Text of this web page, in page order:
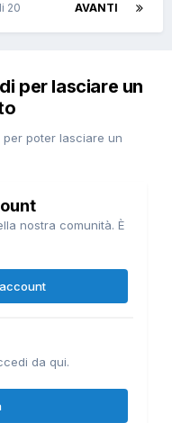
AVANTI
20
per lasciare un
poter lasciare un
nostra comunità. È
da qui.